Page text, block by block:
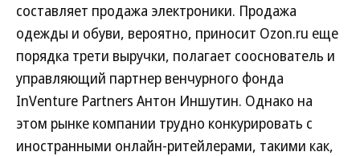
составляет продажа электроники. Продажа
одежды и обуви, вероятно, приносит Ozon.ru еще
порядка трети выручки, полагает сооснователь и
управляющий партнер венчурного фонда
InVenture Partners Антон Иншутин. Однако на
этом рынке компании трудно конкурировать с
иностранными онлайн-ритейлерами, такими как,